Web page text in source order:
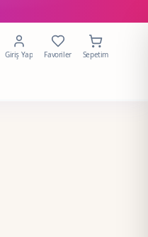
Giriş Yap Favoriler Sepetim